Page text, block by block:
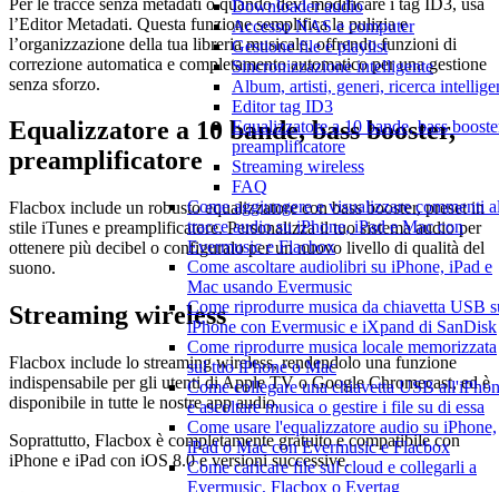
Downloader audio
Accesso NAS e computer
Gestione file e playlist
Sincronizzazione intelligente
Album, artisti, generi, ricerca
Editor tag ID3
Equalizzatore a 10 bande, bass
preamplificatore
Streaming wireless
FAQ
Come aggiungere e visualizzare commenti
tracce audio su iPhone, iPad e Mac con
Evermusic e Flacbox
Come ascoltare audiolibri su iPhone, iPad e
Mac usando Evermusic
Come riprodurre musica da chiavetta USB
iPhone con Evermusic e iXpand di SanDisk
Come riprodurre musica locale memorizzata
sul tuo iPhone o Mac
Come collegare una chiavetta USB
e ascoltare musica o gestire i file su di essa
Come usare l'equalizzatore audio su iPhone,
iPad o Mac con Evermusic e Flacbox
Come caricare file sul cloud e collegarli a
Evermusic, Flacbox o Evertag
l’Editor Metadati. Questa funzione semplifica la pulizia e
l’organizzazione della tua libreria musicale, offrendo funzioni di
correzione automatica e completamento automatico per una gestione
senza sforzo.
Equalizzatore a 10 bande, bass booster,
preamplificatore
Flacbox include un robusto equalizzatore con bass booster, preset in
stile iTunes e preamplificatore. Personalizza il tuo sistema audio per
ottenere più decibel o configuralo per un nuovo livello di qualità del
suono.
Streaming wireless
Flacbox include lo streaming wireless, rendendolo una funzione
indispensabile per gli utenti di Apple TV o Google Chromecast, ed è
disponibile in tutte le nostre app audio.
Soprattutto, Flacbox è completamente gratuito e compatibile con
iPhone e iPad con iOS 8.0 e versioni successive.